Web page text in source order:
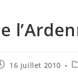
16 juillet 2010